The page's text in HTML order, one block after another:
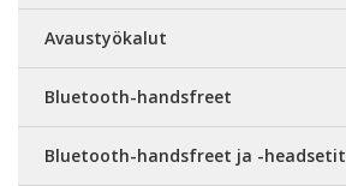
Avaustyökalut
Bluetooth-handsfreet
Bluetooth-handsfreet ja -headsetit